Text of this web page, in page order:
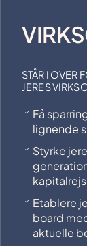
STÅR I OVER
JERES
Få
lignende
Styrke
Etablere
board
aktuelle